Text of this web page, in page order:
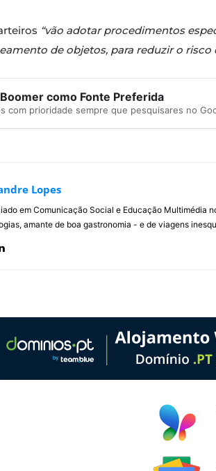
“vão adotar procedimentos
de objetos, para reduzir o risco
como Fonte Preferida
com prioridade sempre que pesquisares no
Lopes
em Comunicação Social e Educação Multimédia
amante de boa gastronomia - e de viagens